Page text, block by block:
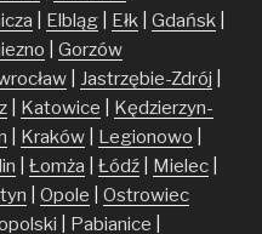
Elbląg Ełk Gdańsk
Gorzów
Jastrzębie-Zdrój
Katowice
Kędzierzyn-
Kraków Legionowo
Łomża Łódź Mielec
Opole
Ostrowiec
Pabianice